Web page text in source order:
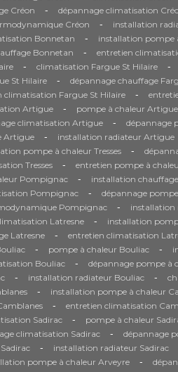
Créon - dépannage climatisation
Créon - installation
Bonnetan - installation pompe
Bonnetan - entretien
- climatisation Fargue St Hilaire -
St Hilaire - dépannage chauffage
climatisation Fargue St Hilaire -
Artigue - pompe à chaleur Artigue
climatisation Artigue - dépannage
Artigue - installation radiateur Artigue
pompe à chaleur Tresses -
Tresses - entretien pompe à
Pompignac - installation
Pompignac - dépannage
Pompignac -
Latresne - installation
Latresne - entretien climatisation
- pompe à chaleur Bouliac -
Bouliac - dépannage pompe à
- installation radiateur Bouliac -
- installation pompe à chaleur
- entretien climatisation
Sadirac - pompe à chaleur
climatisation Sadirac - dépannage
- installation radiateur Sadirac
pompe à chaleur Arveyre -